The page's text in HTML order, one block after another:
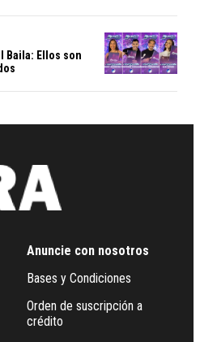
Baila: Ellos son
Anuncie con nosotros
Bases y Condiciones
Orden de suscripción a
crédito